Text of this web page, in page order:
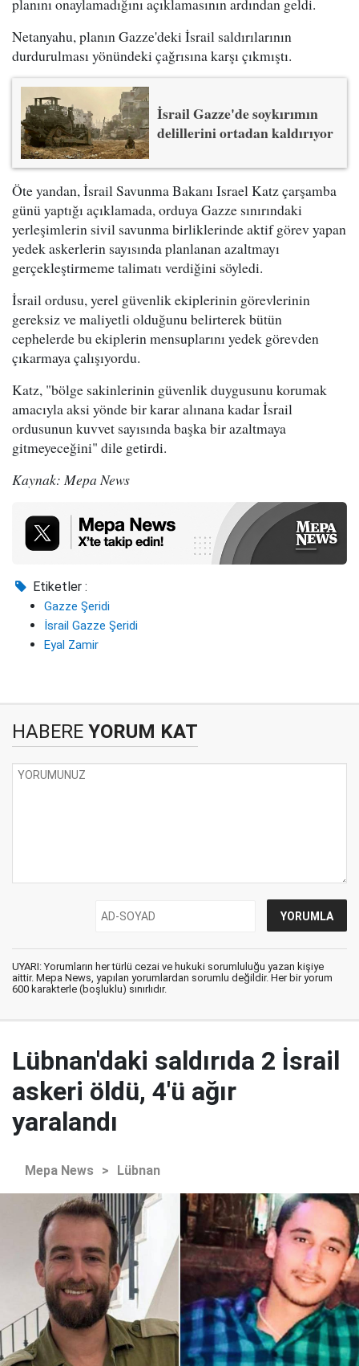
planını onaylamadığını açıklamasının ardından geldi.
Netanyahu, planın Gazze'deki İsrail saldırılarının
durdurulması yönündeki çağrısına karşı çıkmıştı.
İsrail Gazze'de soykırımın
delillerini ortadan kaldırıyor
Öte yandan, İsrail Savunma Bakanı Israel Katz çarşamba
günü yaptığı açıklamada, orduya Gazze sınırındaki
yerleşimlerin sivil savunma birliklerinde aktif görev yapan
yedek askerlerin sayısında planlanan azaltmayı
gerçekleştirmeme talimatı verdiğini söyledi.
İsrail ordusu, yerel güvenlik ekiplerinin görevlerinin
gereksiz ve maliyetli olduğunu belirterek bütün
cephelerde bu ekiplerin mensuplarını yedek görevden
çıkarmaya çalışıyordu.
Katz, "bölge sakinlerinin güvenlik duygusunu korumak
amacıyla aksi yönde bir karar alınana kadar İsrail
ordusunun kuvvet sayısında başka bir azaltmaya
gitmeyeceğini" dile getirdi.
Kaynak: Mepa News
Etiketler :
Gazze Şeridi
İsrail Gazze Şeridi
Eyal Zamir
HABERE YORUM KAT
UYARI: Yorumların her türlü cezai ve hukuki sorumluluğu yazan kişiye
aittir. Mepa News, yapılan yorumlardan sorumlu değildir. Her bir yorum
600 karakterle (boşluklu) sınırlıdır.
Lübnan'daki saldırıda 2 İsrail
askeri öldü, 4'ü ağır
yaralandı
Mepa News > Lübnan